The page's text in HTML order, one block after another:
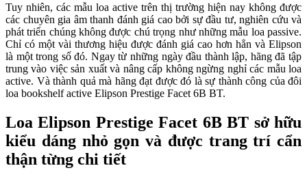
Tuy nhiên, các mẫu loa active trên thị trường hiện nay không được
các chuyên gia âm thanh đánh giá cao bởi sự đầu tư, nghiên cứu và
phát triển chúng không được chú trọng như những mẫu loa passive.
Chỉ có một vài thương hiệu được đánh giá cao hơn hẳn và Elipson
là một trong số đó. Ngay từ những ngày đầu thành lập, hãng đã tập
trung vào việc sản xuất và nâng cấp không ngừng nghỉ các mẫu loa
active. Và thành quả mà hãng đạt được đó là sự thành công của đôi
loa bookshelf active Elipson Prestige Facet 6B BT.
Loa Elipson Prestige Facet 6B BT sở hữu
kiểu dáng nhỏ gọn và được trang trí cẩn
thận từng chi tiết